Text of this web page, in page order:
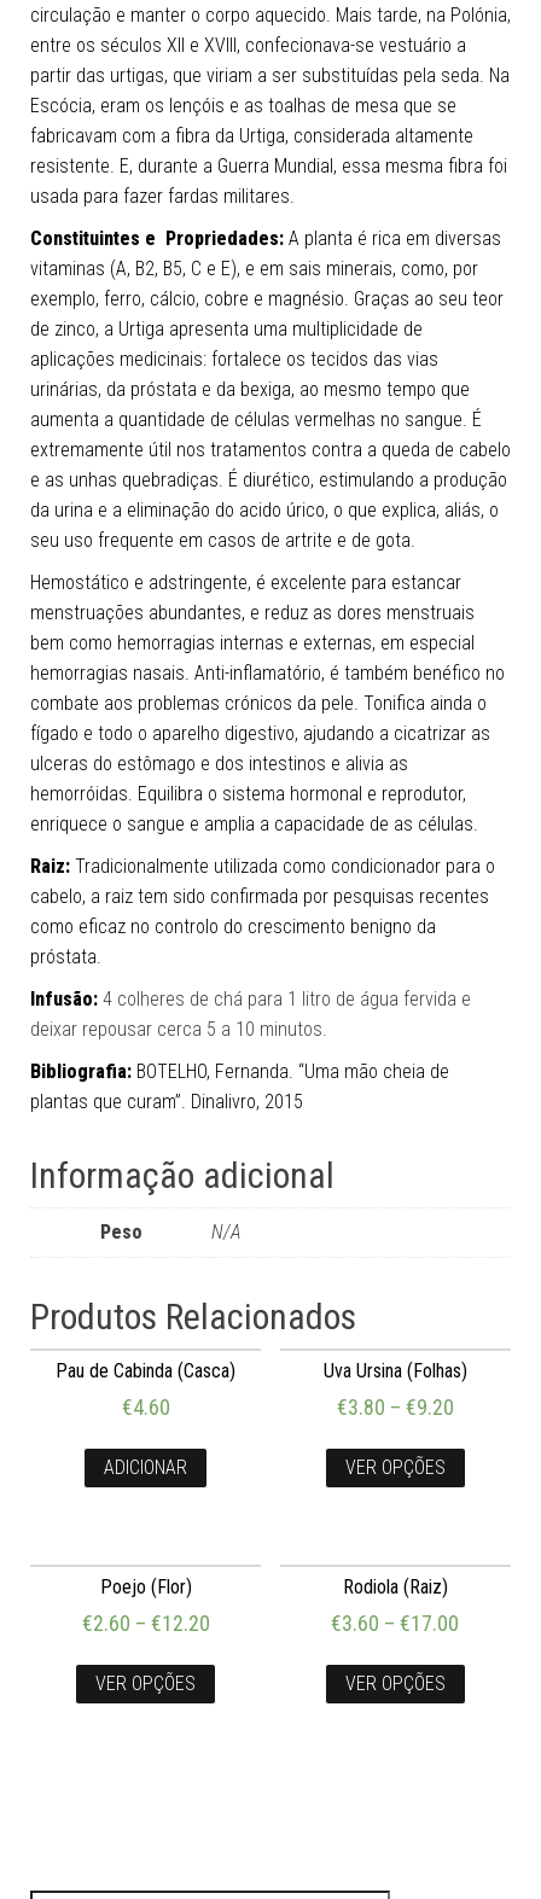
circulação e manter o corpo aquecido. Mais tarde, na Polónia,
entre os séculos XII e XVIII, confecionava-se vestuário a
partir das urtigas, que viriam a ser substituídas pela seda. Na
Escócia, eram os lençóis e as toalhas de mesa que se
fabricavam com a fibra da Urtiga, considerada altamente
resistente. E, durante a Guerra Mundial, essa mesma fibra foi
usada para fazer fardas militares.
Constituintes e Propriedades: A planta é rica em diversas
vitaminas (A, B2, B5, C e E), e em sais minerais, como, por
exemplo, ferro, cálcio, cobre e magnésio. Graças ao seu teor
de zinco, a Urtiga apresenta uma multiplicidade de
aplicações medicinais: fortalece os tecidos das vias
urinárias, da próstata e da bexiga, ao mesmo tempo que
aumenta a quantidade de células vermelhas no sangue. É
extremamente útil nos tratamentos contra a queda de cabelo
e as unhas quebradiças. É diurético, estimulando a produção
da urina e a eliminação do acido úrico, o que explica, aliás, o
seu uso frequente em casos de artrite e de gota.
Hemostático e adstringente, é excelente para estancar
menstruações abundantes, e reduz as dores menstruais
bem como hemorragias internas e externas, em especial
hemorragias nasais. Anti-inflamatório, é também benéfico no
combate aos problemas crónicos da pele. Tonifica ainda o
fígado e todo o aparelho digestivo, ajudando a cicatrizar as
ulceras do estômago e dos intestinos e alivia as
hemorróidas. Equilibra o sistema hormonal e reprodutor,
enriquece o sangue e amplia a capacidade de as células.
Raiz: Tradicionalmente utilizada como condicionador para o
cabelo, a raiz tem sido confirmada por pesquisas recentes
como eficaz no controlo do crescimento benigno da
próstata.
Infusão: 4 colheres de chá para 1 litro de água fervida e
deixar repousar cerca 5 a 10 minutos.
Bibliografia: BOTELHO, Fernanda. “Uma mão cheia de
plantas que curam”. Dinalivro, 2015
Informação adicional
Peso N/A
Produtos Relacionados
Pau de Cabinda (Casca)
€4.60
ADICIONAR
Uva Ursina (Folhas)
€3.80 – €9.20
VER OPÇÕES
Poejo (Flor)
€2.60 – €12.20
VER OPÇÕES
Rodiola (Raiz)
€3.60 –€17.00
VER OPÇÕES